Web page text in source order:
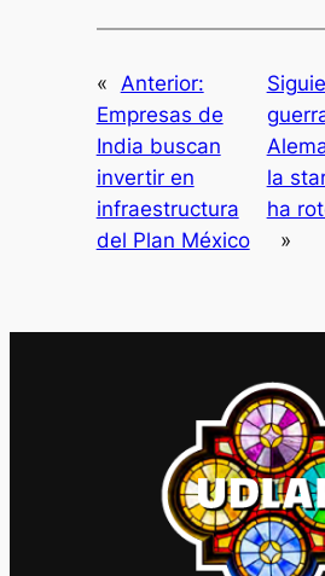
« Anterior:
Empresas de
India buscan
invertir en
infraestructura
del Plan México
la
ha
»